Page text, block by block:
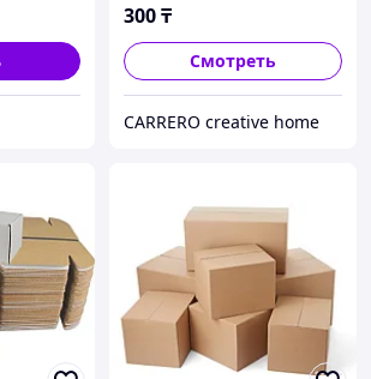
300₸
Смотреть
CARRERO creative home